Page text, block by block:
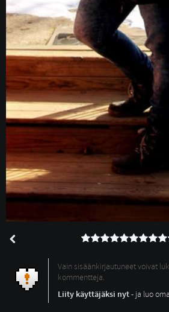
Vain sisäänkirjautuneet voivat
kommentteja.
Liity käyttäjäksi nyt- ja luo